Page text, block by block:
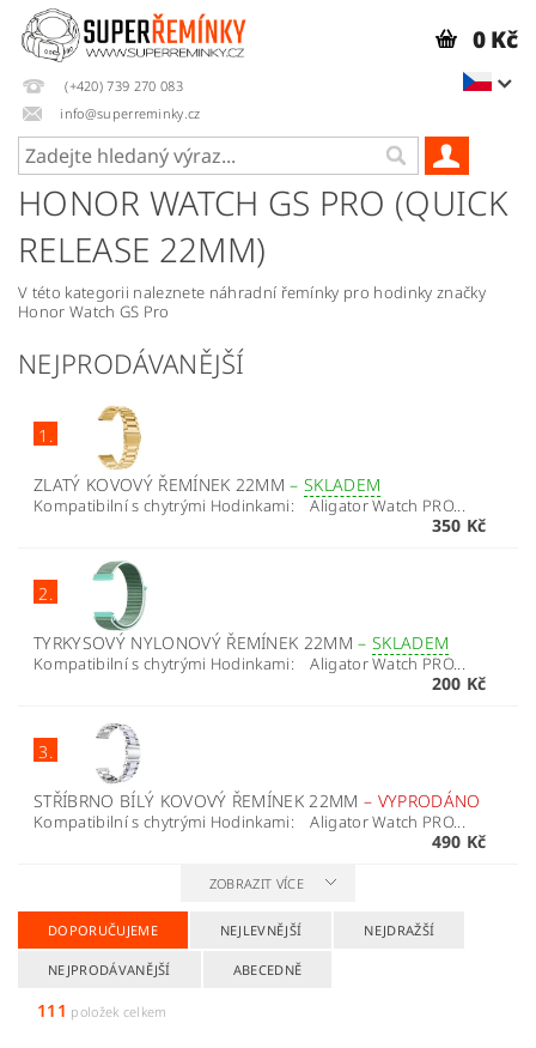
(+420) 739 270 083
info@superreminky.cz
0 Kč
HONOR WATCH GS PRO (QUICK
RELEASE 22MM)
V této kategorii naleznete náhradní řemínky pro hodinky značky
Honor Watch GS Pro
NEJPRODÁVANĚJŠÍ
1.
ZLATÝ KOVOVÝ ŘEMÍNEK 22MM–SKLADEM
Kompatibilní s chytrými Hodinkami: Aligator Watch PRO...
350 Kč
2.
TYRKYSOVÝ NYLONOVÝ ŘEMÍNEK 22MM–SKLADEM
Kompatibilní s chytrými Hodinkami: Aligator Watch PRO...
200 Kč
3.
STŘÍBRNO BÍLÝ KOVOVÝ ŘEMÍNEK 22MM– VYPRODÁNO
Kompatibilní s chytrými Hodinkami: Aligator Watch PRO...
490 Kč
ZOBRAZIT VÍCE
DOPORUČUJEME NEJLEVNĚJŠÍ NEJDRAŽŠÍ
NEJPRODÁVANĚJŠÍ ABECEDNĚ
111 položek celkem